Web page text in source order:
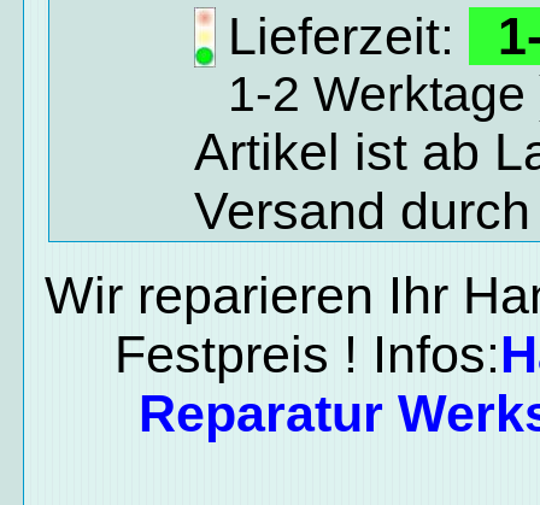
Lieferzeit:
1-2 Werktage
Artikel ist ab
Versand
Wir reparieren Ihr
Festpreis ! Infos:
Reparatur